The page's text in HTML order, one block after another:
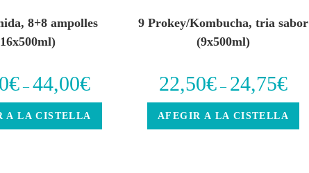
8+8 ampolles
€– 44,00€
A LA CISTELLA
9 Prokey/Kombucha, tria sabor
(9x500ml)
22,50€– 24,75€
AFEGIR A LA CISTELLA